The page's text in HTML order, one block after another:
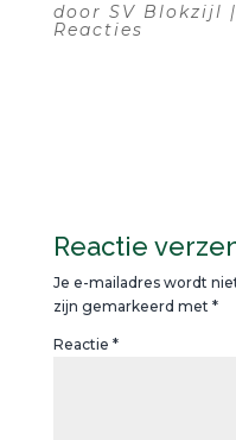
door SV Blokzijl |
Reacties
Reactie
Je e-mailadres wordt
zijn gemarkeerd met *
Reactie *